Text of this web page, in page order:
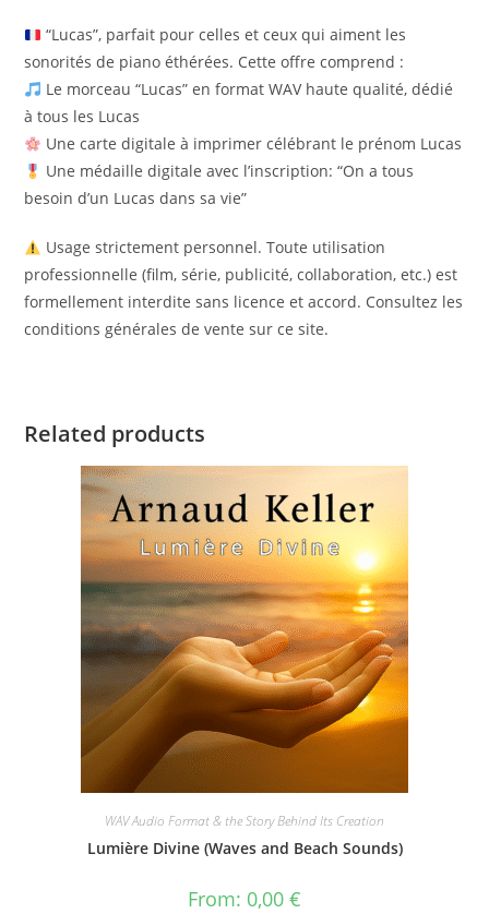
“Lucas”, parfait pour celles et ceux qui aiment les
sonorités de piano éthérées. Cette offre comprend :
Le morceau “Lucas” en format WAV haute qualité, dédié
à tous les Lucas
Une carte digitale à imprimer célébrant le prénom Lucas
Une médaille digitale avec l’inscription: “On a tous
besoin d’un Lucas dans sa vie”
Usage strictement personnel. Toute utilisation
professionnelle (film, série, publicité, collaboration, etc.) est
formellement interdite sans licence et accord. Consultez les
conditions générales de vente sur ce site.
Related products
WAV Audio Format & the Story Behind Its Creation
Lumière Divine (Waves and Beach Sounds)
From: 0,00 €